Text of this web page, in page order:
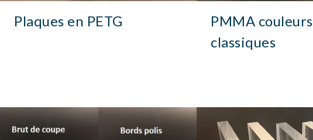
Plaques en PETG
PMMA couleurs
classiques